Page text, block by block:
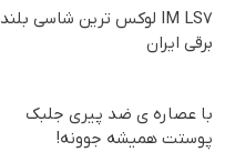
IM LS7 لوکس ترین شاسی بلند
برقی ایران
با عصاره ی ضد پیری جلبک
پوستت همیشه جوونه!